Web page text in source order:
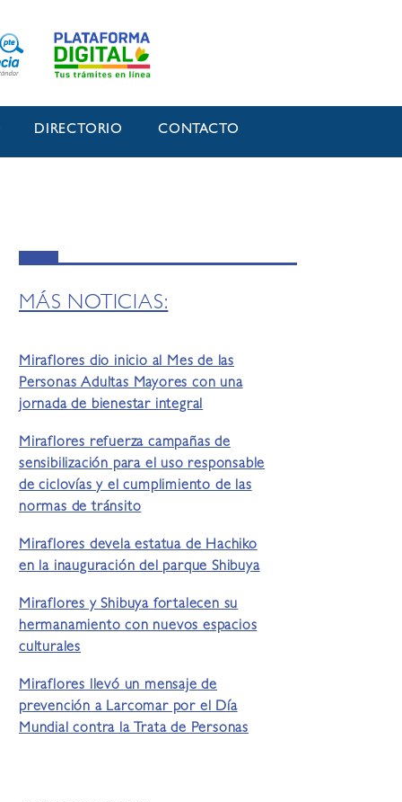
DIRECTORIO CONTACTO
MÁS NOTICIAS:
Miraflores dio inicio al Mes de las
Personas Adultas Mayores con una
jornada de bienestar integral
Miraflores refuerza campañas de
sensibilización para el uso responsable
de ciclovías y el cumplimiento de las
normas de tránsito
Miraflores devela estatua de Hachiko
en la inauguración del parque Shibuya
Miraflores y Shibuya fortalecen su
hermanamiento con nuevos espacios
culturales
Miraflores llevó un mensaje de
prevención a Larcomar por el Día
Mundial contra la Trata de Personas